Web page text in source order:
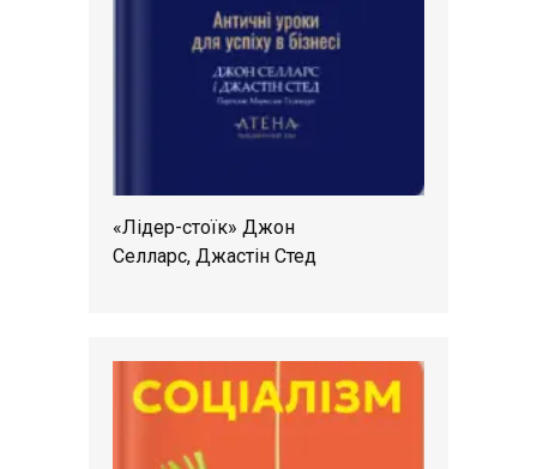
«Лідер-стоїк» Джон
Селларс, Джастін Стед